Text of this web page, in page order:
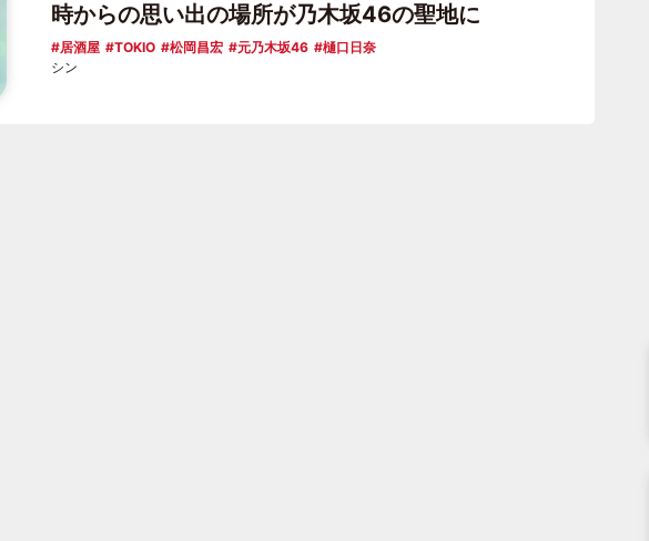
時からの思い出の場所が乃木坂46の聖地に
居酒屋 TOKIO 松岡昌宏 元乃木坂46 樋口日奈
シン